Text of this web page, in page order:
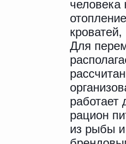
Для
работает
рацион
из рыбы